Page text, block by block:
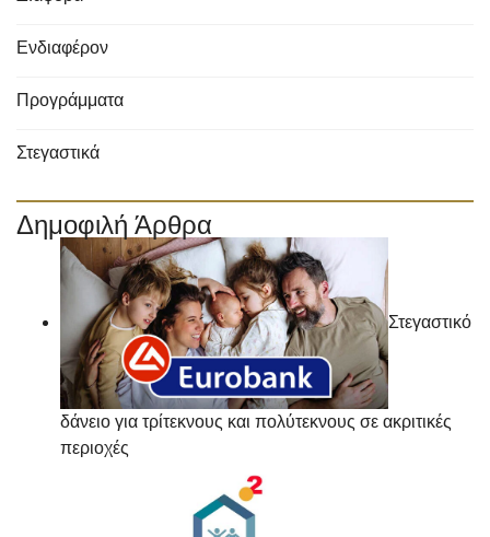
Ενδιαφέρον
Προγράμματα
Στεγαστικά
Δημοφιλή Άρθρα
Στεγαστικό
δάνειο για τρίτεκνους και πολύτεκνους σε ακριτικές
περιοχές